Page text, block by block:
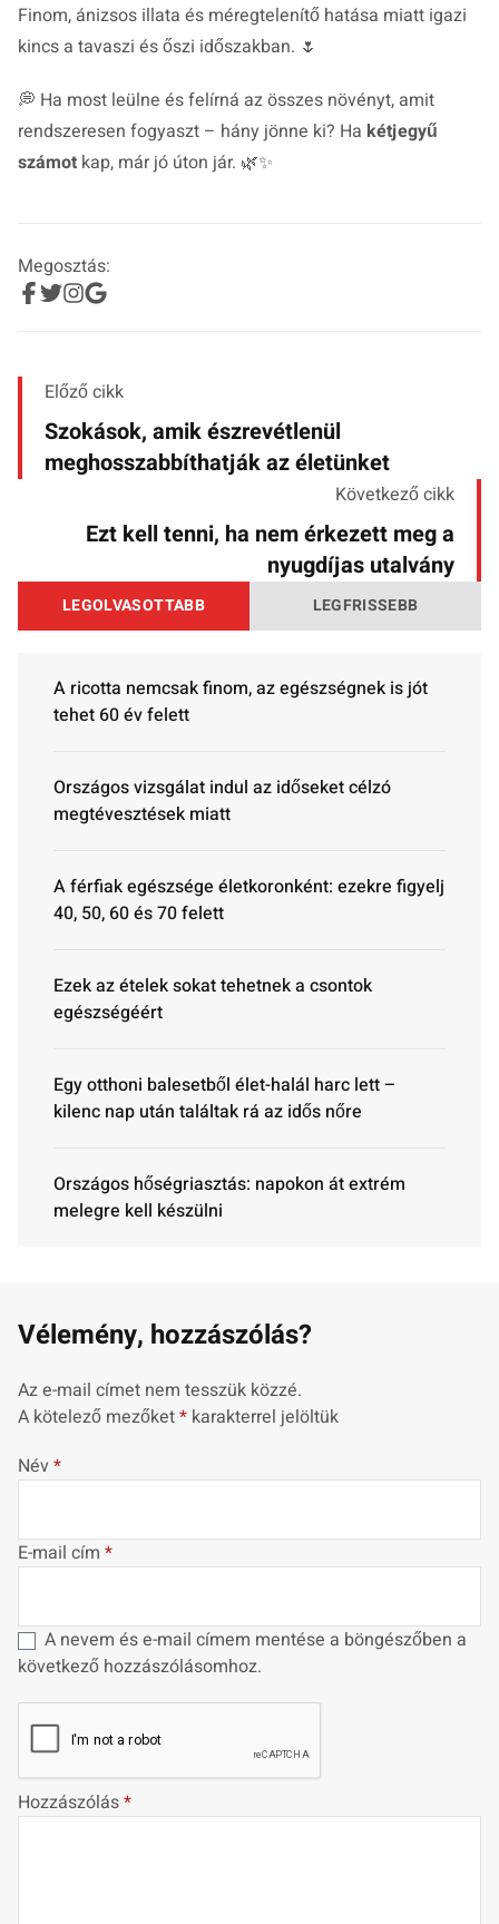
Finom, ánizsos illata és méregtelenítő hatása miatt igazi
kincs a tavaszi és őszi időszakban. 🌷
💭 Ha most leülne és felírná az összes növényt, amit
rendszeresen fogyaszt – hány jönne ki? Ha kétjegyű
számot kap, már jó úton jár. 🌿✨
Megosztás:
Előző cikk
Szokások, amik észrevétlenül
meghosszabbíthatják az életünket
Következő cikk
Ezt kell tenni, ha nem érkezett meg a
nyugdíjas utalvány
LEGOLVASOTTABB LEGFRISSEBB
A ricotta nemcsak finom, az egészségnek is jót
tehet 60 év felett
Országos vizsgálat indul az időseket célzó
megtévesztések miatt
A férfiak egészsége életkoronként: ezekre figyelj
40, 50, 60 és 70 felett
Ezek az ételek sokat tehetnek a csontok
egészségéért
Egy otthoni balesetből élet-halál harc lett –
kilenc nap után találtak rá az idős nőre
Országos hőségriasztás: napokon át extrém
melegre kell készülni
Vélemény, hozzászólás?
Az e-mail címet nem tesszük közzé.
A kötelező mezőket* karakterrel jelöltük
Név*
E-mail cím *
A nevem és e-mail címem mentése a böngészőben a
következő hozzászólásomhoz.
Hozzászólás*